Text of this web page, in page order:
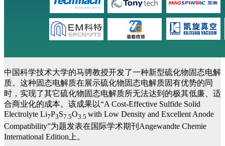
中国科学技术大学的马骋教授开发了一种新型硫化物固态电解
质。这种固态电解质在展示硫化物固态电解质固有优势的同
时，实现了其它硫化物固态电解质所无法达到的极其低廉、适
合商业化的成本。该成果以“A Cost-Effective Sulfide Solid
Electrolyte Li7P3S7.5O3.5 with Low Density and Excellent Anode
Compatibility”为题发表在国际学术期刊Angewandte Chemie
International Edition上。